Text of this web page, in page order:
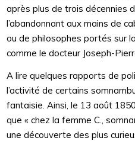
après plus de trois décennies
l’abandonnant aux mains de
ou de philosophes portés sur
comme le docteur Joseph-
A lire quelques rapports de
l’activité de certains
fantaisie. Ainsi, le 13 août
que « chez la femme C.,
une découverte des plus